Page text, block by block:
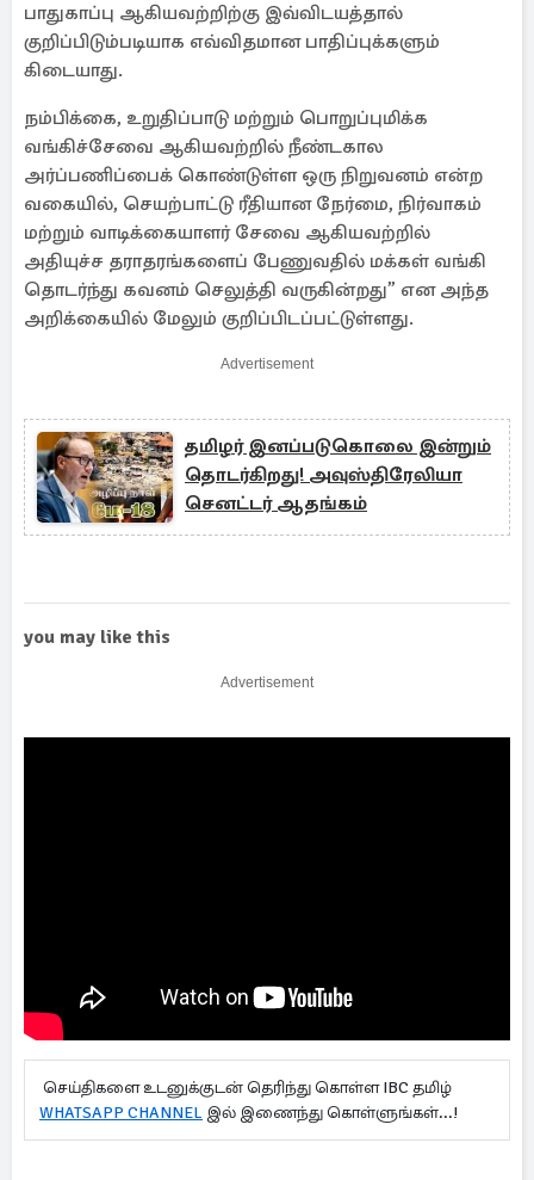
பாதுகாப்பு ஆகியவற்றிற்கு இவ்விடயத்தால்
குறிப்பிடும்படியாக எவ்விதமான பாதிப்புக்களும்
கிடையாது.
நம்பிக்கை, உறுதிப்பாடு மற்றும் பொறுப்புமிக்க
வங்கிச்சேவை ஆகியவற்றில் நீண்டகால
அர்ப்பணிப்பைக் கொண்டுள்ள ஒரு நிறுவனம் என்ற
வகையில், செயற்பாட்டு ரீதியான நேர்மை, நிர்வாகம்
மற்றும் வாடிக்கையாளர் சேவை ஆகியவற்றில்
அதியுச்ச தராதரங்களைப் பேணுவதில் மக்கள் வங்கி
தொடர்ந்து கவனம் செலுத்தி வருகின்றது” என அந்த
அறிக்கையில் மேலும் குறிப்பிடப்பட்டுள்ளது.
Advertisement
தமிழர் இனப்படுகொலை இன்றும்
தொடர்கிறது! அவுஸ்திரேலியா
செனட்டர் ஆதங்கம்
you may like this
Advertisement
செய்திகளை உடனுக்குடன் தெரிந்து கொள்ள IBC தமிழ்
WHATSAPP CHANNEL இல் இணைந்து கொள்ளுங்கள்...!